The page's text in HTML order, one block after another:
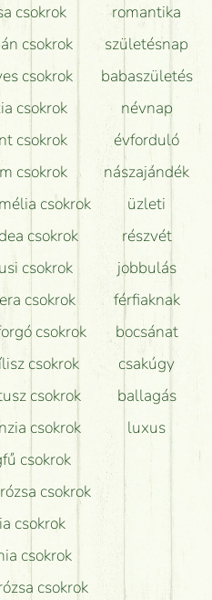
friss a csokor?
vásárolni boltban?
csokrok
csokrok
csokrok
csokrok
csokrok
csokrok
csokrok
csokrok
csokrok
csokrok
csokrok
csokrok
csokrok
csokrok
csokrok
csokrok
csokrok
csokrok
csokrok
romantika
születésnap
babaszületés
névnap
évforduló
nászajándék
üzleti
részvét
jobbulás
férfiaknak
bocsánat
csakúgy
ballagás
luxus